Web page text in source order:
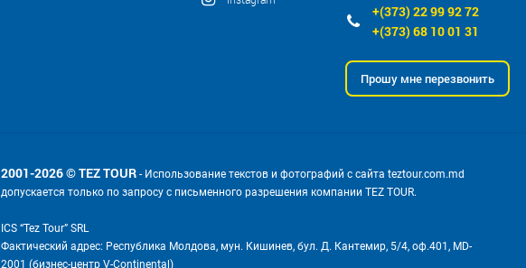
+(373) 22 99 92 72
+(373) 68 10 01 31
Прошу мне перезвонить
2001-2026 © TEZ TOUR - Использование текстов и фотографий с сайта teztour.com.md
допускается только по запросу с письменного разрешения компании TEZ TOUR.
ICS “Tez Tour” SRL
Фактический адрес: Республика Молдова, мун. Кишинев, бул. Д. Кантемир, 5/4, оф.401, MD-
2001 (бизнес-центр V-Continental)